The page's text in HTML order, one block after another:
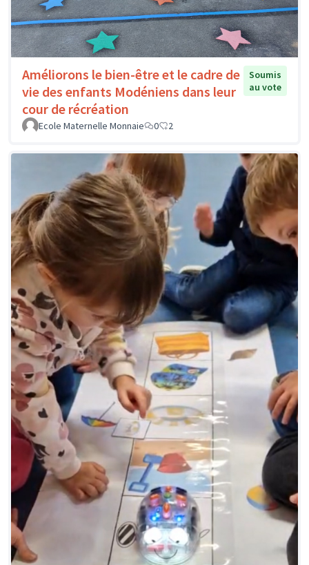
Améliorons le bien-être et le cadre de
vie des enfants Modéniens dans leur
cour de récréation
Soumis
au vote
Ecole Maternelle Monnaie 0 2